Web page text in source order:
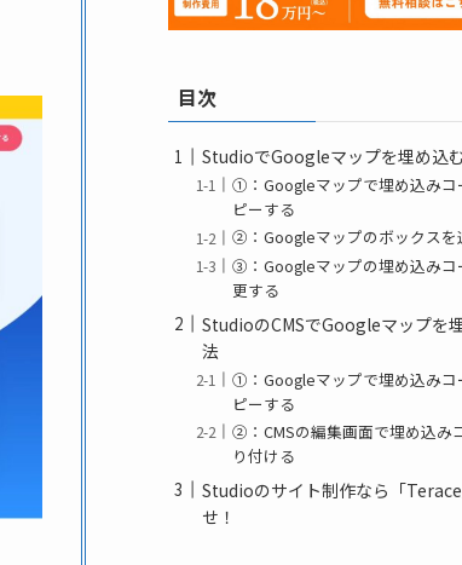
目次
StudioでGoogleマップを埋め込
①：Googleマップで埋め込みコ
ピーする
②：Googleマップのボックスを
③：Googleマップの埋め込みコ
更する
StudioのCMSでGoogleマップを
法
①：Googleマップで埋め込みコ
ピーする
②：CMSの編集画面で埋め込み
り付ける
Studioのサイト制作なら「
せ！